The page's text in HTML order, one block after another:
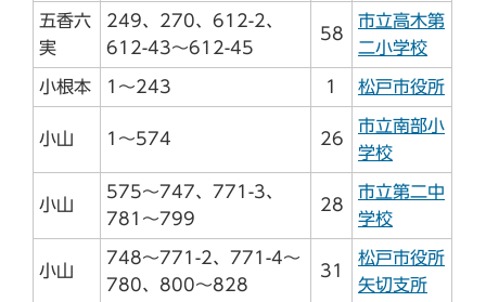
五香六
実
249、270、612-2、
612-43～612-45
58
市立高木第
二小学校
小根本 1～243 1 松戸市役所
小山 1～574 26
市立南部小
学校
小山
575～747、771-3、
781～799
28
市立第二中
学校
小山
748～771-2、771-4～
780、800～828
31
松戸市役所
矢切支所